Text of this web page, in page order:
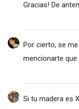
Gracias! De
Por cierto, se
mencionarte que
Si tu madera es